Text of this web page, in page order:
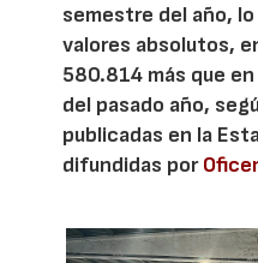
semestre del año,
valores absolutos,
580.814 más que
del pasado año,
publicadas en la
difundidas por